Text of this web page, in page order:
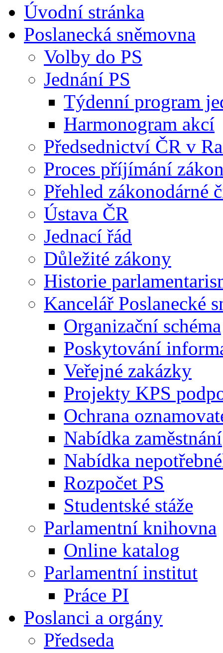
Úvodní stránka
Poslanecká sněmovna
Volby do PS
Jednání PS
Týdenní program
Harmonogram akcí
Předsednictví ČR v
Proces příjímání
Přehled zákonodárné
Ústava ČR
Jednací řád
Důležité zákony
Historie
Kancelář Poslanecké
Organizační schéma
Poskytování
Veřejné zakázky
Projekty KPS
Ochrana
Nabídka zaměstnání
Nabídka
Rozpočet PS
Studentské stáže
Parlamentní knihovna
Online katalog
Parlamentní institut
Práce PI
Poslanci a orgány
Předseda